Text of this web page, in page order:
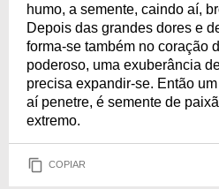
humo, a semente, caindo aí,
Depois das grandes dores e
forma-se também no coração
poderoso, uma exuberância
precisa expandir-se. Então
aí penetre, é semente de
extremo.
COPIAR